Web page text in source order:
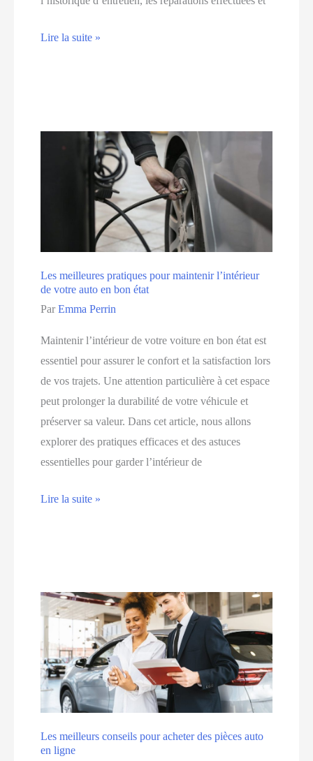
L’impact
Lire la suite »
Les meilleures pratiques pour maintenir l’intérieur
de votre auto en bon état
ParEmma Perrin
Maintenir l’intérieur de votre voiture en bon état est
essentiel pour assurer le confort et la satisfaction lors
de vos trajets. Une attention particulière à cet espace
peut prolonger la durabilité de votre véhicule et
préserver sa valeur. Dans cet article, nous allons
explorer des pratiques efficaces et des astuces
essentielles pour garder l’intérieur de
Les
l’intérieur
de
votre
auto
en
Lire la suite »
Les meilleurs conseils pour acheter des pièces auto
en ligne